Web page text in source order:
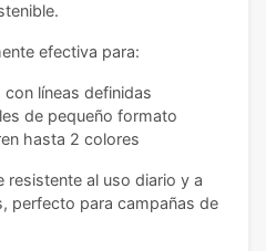
efectiva para:
líneas definidas
de pequeño formato
hasta 2 colores
resistente al uso diario y a
perfecto para campañas de